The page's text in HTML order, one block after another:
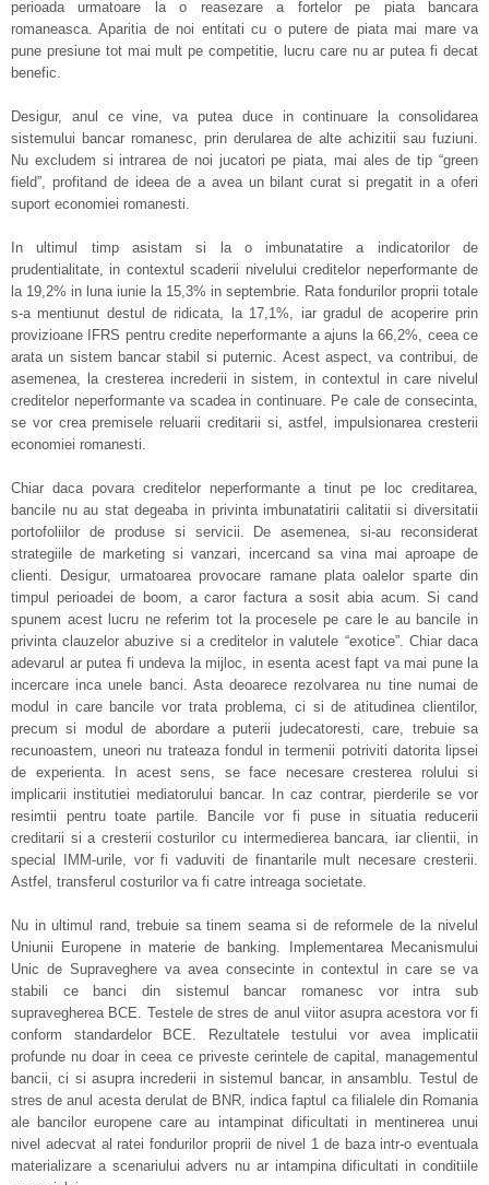
perioada urmatoare la o reasezare a fortelor pe piata bancara
romaneasca. Aparitia de noi entitati cu o putere de piata mai mare va
pune presiune tot mai mult pe competitie, lucru care nu ar putea fi decat
benefic.
Desigur, anul ce vine, va putea duce in continuare la consolidarea
sistemului bancar romanesc, prin derularea de alte achizitii sau fuziuni.
Nu excludem si intrarea de noi jucatori pe piata, mai ales de tip “green
field”, profitand de ideea de a avea un bilant curat si pregatit in a oferi
suport economiei romanesti.
In ultimul timp asistam si la o imbunatatire a indicatorilor de
prudentialitate, in contextul scaderii nivelului creditelor neperformante de
la 19,2% in luna iunie la 15,3% in septembrie. Rata fondurilor proprii totale
s-a mentiunut destul de ridicata, la 17,1%, iar gradul de acoperire prin
provizioane IFRS pentru credite neperformante a ajuns la 66,2%, ceea ce
arata un sistem bancar stabil si puternic. Acest aspect, va contribui, de
asemenea, la cresterea increderii in sistem, in contextul in care nivelul
creditelor neperformante va scadea in continuare. Pe cale de consecinta,
se vor crea premisele reluarii creditarii si, astfel, impulsionarea cresterii
economiei romanesti.
Chiar daca povara creditelor neperformante a tinut pe loc creditarea,
bancile nu au stat degeaba in privinta imbunatatirii calitatii si diversitatii
portofoliilor de produse si servicii. De asemenea, si-au reconsiderat
strategiile de marketing si vanzari, incercand sa vina mai aproape de
clienti. Desigur, urmatoarea provocare ramane plata oalelor sparte din
timpul perioadei de boom, a caror factura a sosit abia acum. Si cand
spunem acest lucru ne referim tot la procesele pe care le au bancile in
privinta clauzelor abuzive si a creditelor in valutele “exotice”. Chiar daca
adevarul ar putea fi undeva la mijloc, in esenta acest fapt va mai pune la
incercare inca unele banci. Asta deoarece rezolvarea nu tine numai de
modul in care bancile vor trata problema, ci si de atitudinea clientilor,
precum si modul de abordare a puterii judecatoresti, care, trebuie sa
recunoastem, uneori nu trateaza fondul in termenii potriviti datorita lipsei
de experienta. In acest sens, se face necesare cresterea rolului si
implicarii institutiei mediatorului bancar. In caz contrar, pierderile se vor
resimtii pentru toate partile. Bancile vor fi puse in situatia reducerii
creditarii si a cresterii costurilor cu intermedierea bancara, iar clientii, in
special IMM-urile, vor fi vaduviti de finantarile mult necesare cresterii.
Astfel, transferul costurilor va fi catre intreaga societate.
Nu in ultimul rand, trebuie sa tinem seama si de reformele de la nivelul
Uniunii Europene in materie de banking. Implementarea Mecanismului
Unic de Supraveghere va avea consecinte in contextul in care se va
stabili ce banci din sistemul bancar romanesc vor intra sub
supravegherea BCE. Testele de stres de anul viitor asupra acestora vor fi
conform standardelor BCE. Rezultatele testului vor avea implicatii
profunde nu doar in ceea ce priveste cerintele de capital, managementul
bancii, ci si asupra increderii in sistemul bancar, in ansamblu. Testul de
stres de anul acesta derulat de BNR, indica faptul ca filialele din Romania
ale bancilor europene care au intampinat dificultati in mentinerea unui
nivel adecvat al ratei fondurilor proprii de nivel 1 de baza intr-o eventuala
materializare a scenariului advers nu ar intampina dificultati in conditiile